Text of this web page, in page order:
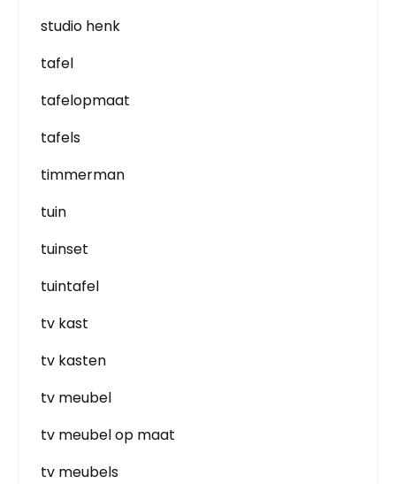
studio henk
tafel
tafelopmaat
tafels
timmerman
tuin
tuinset
tuintafel
tv kast
tv kasten
tv meubel
tv meubel op maat
tv meubels